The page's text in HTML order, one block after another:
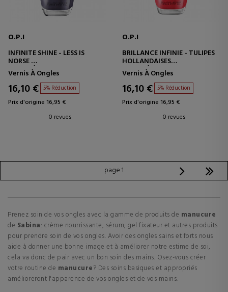
O.P.I
INFINITE SHINE - LESS IS
NORSE
VERNIS À ONGLES
Vernis À Ongles
16,10 € 5% Réduction
Prix d'origine 16,95 €
0 revues
O.P.I
BRILLANCE INFINIE - TULIPES
HOLLANDAISES
VERNIS À ONGLES
Vernis À Ongles
16,10 € 5% Réduction
Prix d'origine 16,95 €
0 revues
page 1
Prenez soin de vos ongles avec la gamme de produits de manucure
de Sabina: crème nourrissante, sérum, gel fixateur et autres produits
pour prendre soin de vos ongles. Avoir des ongles sains et forts nous
aide à donner une bonne image et à améliorer notre estime de soi,
cela va donc de pair avec un bon soin des mains. Osez-vous créer
votre routine de manucure? Des soins basiques et appropriés
amélioreront l'apparence de vos ongles et de vos mains.